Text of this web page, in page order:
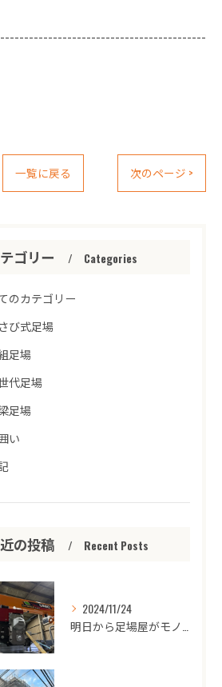
一覧に戻る 次のページ >
ゴリー Categories
のカテゴリー
び式足場
足場
代足場
足場
い
の投稿 Recent Posts
2024/11/24